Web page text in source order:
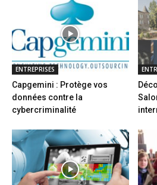
ENTREPRISES
Capgemini : Protège vos
données contre la
cybercriminalité